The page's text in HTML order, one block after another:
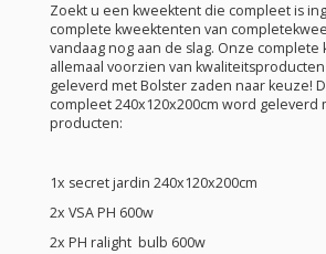
Zoekt u een kweektent die compleet is
complete kweektenten van
vandaag nog aan de slag. Onze
allemaal voorzien van
geleverd met Bolster zaden naar keuze!
compleet 240x120x200cm word geleverd
producten:
1x secret jardin 240x120x200cm
2x VSA PH 600w
2x PH ralight bulb 600w